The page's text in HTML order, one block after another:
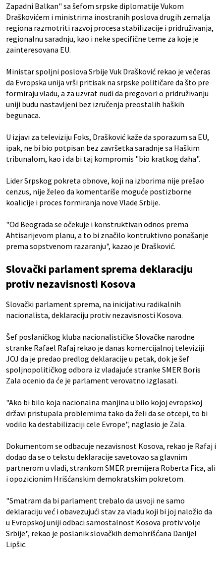
Zapadni Balkan" sa šefom srpske diplomatije Vukom
Draškovićem i ministrima inostranih poslova drugih zemalja
regiona razmotriti razvoj procesa stabilizacije i pridruživanja,
regionalnu saradnju, kao i neke specifične teme za koje je
zainteresovana EU.
Ministar spoljni poslova Srbije Vuk Drašković rekao je večeras
da Evropska unija vrši pritisak na srpske političare da što pre
formiraju vladu, a za uzvrat nudi da pregovori o pridruživanju
uniji budu nastavljeni bez izručenja preostalih haških
begunaca.
U izjavi za televiziju Foks, Drašković kaže da sporazum sa EU,
ipak, ne bi bio potpisan bez završetka saradnje sa Haškim
tribunalom, kao i da bi taj kompromis "bio kratkog daha".
Lider Srpskog pokreta obnove, koji na izborima nije prešao
cenzus, nije želeo da komentariše moguće postizborne
koalicije i proces formiranja nove Vlade Srbije.
"Od Beograda se očekuje i konstruktivan odnos prema
Ahtisarijevom planu, a to bi značilo kontruktivno ponašanje
prema sopstvenom razaranju", kazao je Drašković.
Slovački parlament sprema deklaraciju
protiv nezavisnosti Kosova
Slovački parlament sprema, na inicijativu radikalnih
nacionalista, deklaraciju protiv nezavisnosti Kosova.
Šef poslaničkog kluba nacionalističke Slovačke narodne
stranke Rafael Rafaj rekao je danas komercijalnoj televiziji
JOJ da je predao predlog deklaracije u petak, dok je šef
spoljnopolitičkog odbora iz vladajuće stranke SMER Boris
Zala ocenio da će je parlament verovatno izglasati.
"Ako bi bilo koja nacionalna manjina u bilo kojoj evropskoj
državi pristupala problemima tako da želi da se otcepi, to bi
vodilo ka destabilizaciji cele Evrope", naglasio je Zala.
Dokumentom se odbacuje nezavisnost Kosova, rekao je Rafaj i
dodao da se o tekstu deklaracije savetovao sa glavnim
partnerom u vladi, strankom SMER premijera Roberta Fica, ali
i opozicionim Hrišćanskim demokratskim pokretom.
"Smatram da bi parlament trebalo da usvoji ne samo
deklaraciju već i obavezujući stav za vladu koji bi joj naložio da
u Evropskoj uniji odbaci samostalnost Kosova protiv volje
Srbije", rekao je poslanik slovačkih demohrišćana Danijel
Lipšic.